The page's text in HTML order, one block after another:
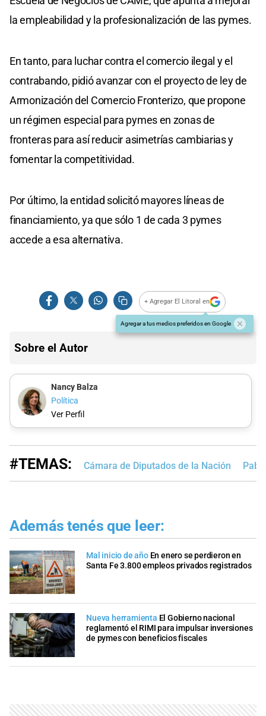
la empleabilidad y la profesionalización de las pymes.
En tanto, para luchar contra el comercio ilegal y el
contrabando, pidió avanzar con el proyecto de ley de
Armonización del Comercio Fronterizo, que propone
un régimen especial para pymes en zonas de
fronteras para así reducir asimetrías cambiarias y
fomentar la competitividad.
Por último, la entidad solicitó mayores líneas de
financiamiento, ya que sólo 1 de cada 3 pymes
accede a esa alternativa.
+ Agregar El Litoral en
Agregar a tus medios preferidos en Google
Sobre el Autor
Nancy Balza
Política
Ver Perfil
#TEMAS: Cámara de Diputados de la Nación
Además tenés que leer:
Mal inicio de año En enero se perdieron en
Santa Fe 3.800 empleos privados registrados
Nueva herramienta El Gobierno nacional
reglamentó el RIMI para impulsar inversiones
de pymes con beneficios fiscales